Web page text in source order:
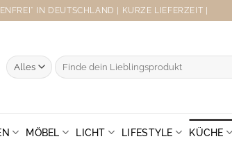
IN DEUTSCHLAND | KURZE LIEFERZEIT |
Suche
nach:
MÖBEL LICHT LIFESTYLE KÜCHE